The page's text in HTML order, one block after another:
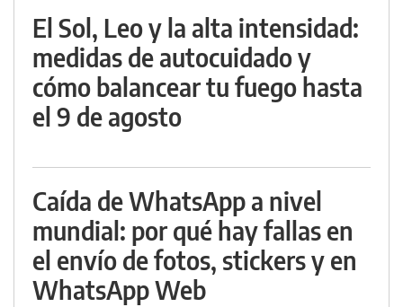
El Sol, Leo y la alta intensidad:
medidas de autocuidado y
cómo balancear tu fuego hasta
el 9 de agosto
Caída de WhatsApp a nivel
mundial: por qué hay fallas en
el envío de fotos, stickers y en
WhatsApp Web